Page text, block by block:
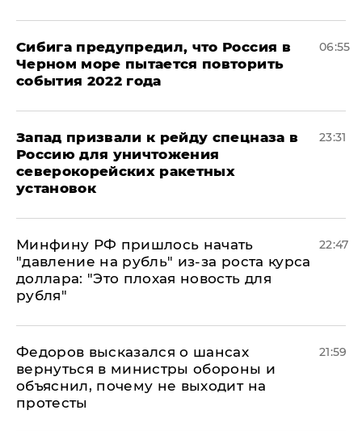
Сибига предупредил, что Россия в
Черном море пытается повторить
события 2022 года
06:55
Запад призвали к рейду спецназа в
Россию для уничтожения
северокорейских ракетных
установок
23:31
Минфину РФ пришлось начать
"давление на рубль" из-за роста курса
доллара: "Это плохая новость для
рубля"
22:47
Федоров высказался о шансах
вернуться в министры обороны и
объяснил, почему не выходит на
протесты
21:59